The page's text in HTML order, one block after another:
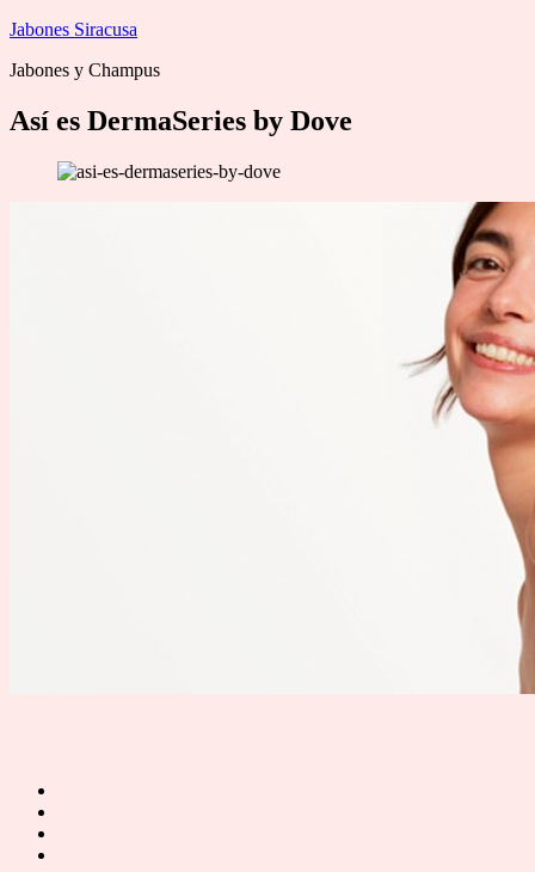
Saltar
contenido
Jabones Siracusa
Jabones y Champus
Así es DermaSeries by Dove